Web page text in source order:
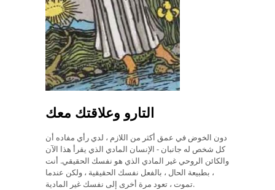
التارو وعلاقتك معك
دون الخوض في عمق أكثر من اللازم ، لدي رأي مفاده أن
كل شخص له جانبان - الإنسان المادي الذي يقرأ هذا الآن
والكائن الروحي غير المادي الذي هو نفسك الحقيقي. أنت
، بطبيعة الحال ، بالفعل نفسك الحقيقية ، ولكن عندما
تموت ، تعود مرة أخرى إلى نفسك غير المادية.